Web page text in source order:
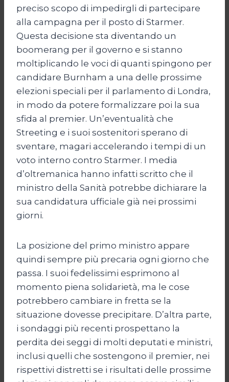
preciso scopo di impedirgli di partecipare
alla campagna per il posto di Starmer.
Questa decisione sta diventando un
boomerang per il governo e si stanno
moltiplicando le voci di quanti spingono per
candidare Burnham a una delle prossime
elezioni speciali per il parlamento di Londra,
in modo da potere formalizzare poi la sua
sfida al premier. Un’eventualità che
Streeting e i suoi sostenitori sperano di
sventare, magari accelerando i tempi di un
voto interno contro Starmer. I media
d’oltremanica hanno infatti scritto che il
ministro della Sanità potrebbe dichiarare la
sua candidatura ufficiale già nei prossimi
giorni.
La posizione del primo ministro appare
quindi sempre più precaria ogni giorno che
passa. I suoi fedelissimi esprimono al
momento piena solidarietà, ma le cose
potrebbero cambiare in fretta se la
situazione dovesse precipitare. D’altra parte,
i sondaggi più recenti prospettano la
perdita dei seggi di molti deputati e ministri,
inclusi quelli che sostengono il premier, nei
rispettivi distretti se i risultati delle prossime